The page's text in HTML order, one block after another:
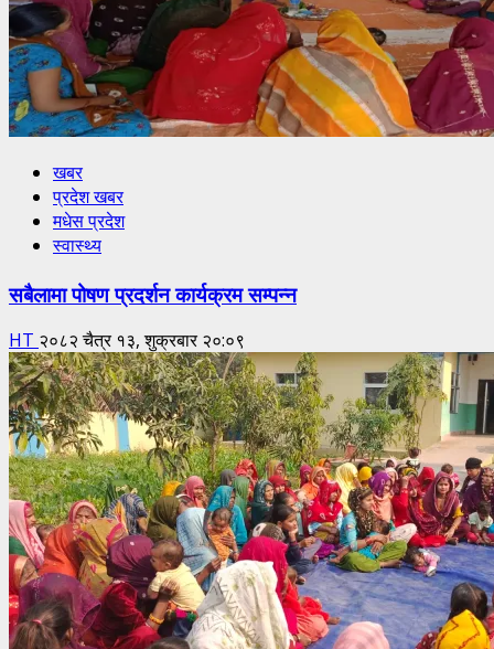
खबर
प्रदेश खबर
मधेस प्रदेश
स्वास्थ्य
सबैलामा पोषण प्रदर्शन कार्यक्रम सम्पन्न
HT २०८२ चैत्र १३, शुक्रबार २०:०९